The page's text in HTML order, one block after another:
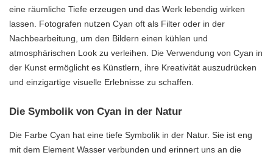
eine räumliche Tiefe erzeugen und das Werk lebendig wirken
lassen. Fotografen nutzen Cyan oft als Filter oder in der
Nachbearbeitung, um den Bildern einen kühlen und
atmosphärischen Look zu verleihen. Die Verwendung von Cyan in
der Kunst ermöglicht es Künstlern, ihre Kreativität auszudrücken
und einzigartige visuelle Erlebnisse zu schaffen.
Die Symbolik von Cyan in der Natur
Die Farbe Cyan hat eine tiefe Symbolik in der Natur. Sie ist eng
mit dem Element Wasser verbunden und erinnert uns an die